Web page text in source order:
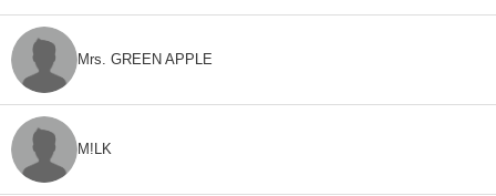
Mrs. GREEN APPLE
M!LK